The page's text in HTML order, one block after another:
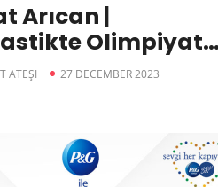
Arıcan |
Olimpiyat
İlk
ATEŞI 27 DECEMBER 2023